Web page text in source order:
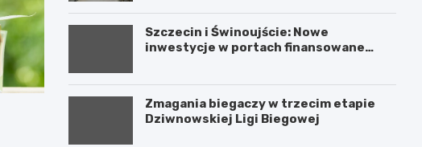
Szczecin i Świnoujście: Nowe
inwestycje w portach finansowane
Zmagania biegaczy w trzecim etapie
Dziwnowskiej Ligi Biegowej